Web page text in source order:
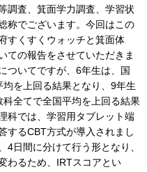
調査、箕面学力調査、学習状
称でございます。今回はこの
すくすくウォッチと箕面体
ての報告をさせていただきま
ついてですが、6年生は、国
を上回る結果となり、9年生
全てで全国平均を上回る結果
科では、学習用タブレット端
するCBT方式が導入されまし
4日間に分けて行う形となり、
わるため、IRTスコアとい